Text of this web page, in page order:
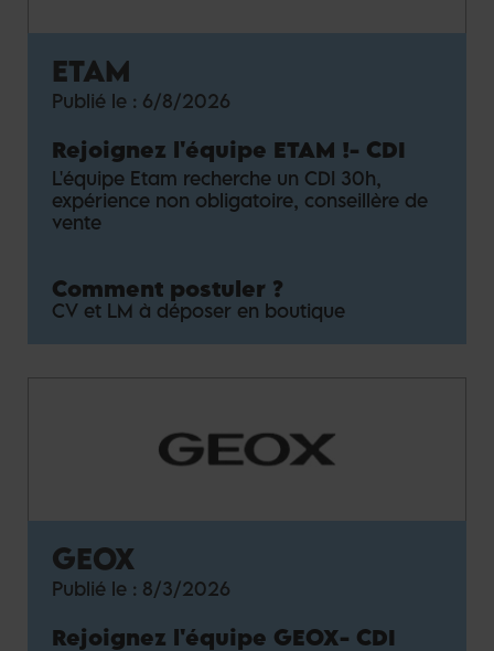
ETAM
Publié le : 6/8/2026
Rejoignez l'équipe ETAM !- CDI
L'équipe Etam recherche un CDI 30h,
expérience non obligatoire, conseillère de
vente
Comment postuler ?
CV et LM à déposer en boutique
GEOX
Publié le : 8/3/2026
Rejoignez l'équipe GEOX- CDI